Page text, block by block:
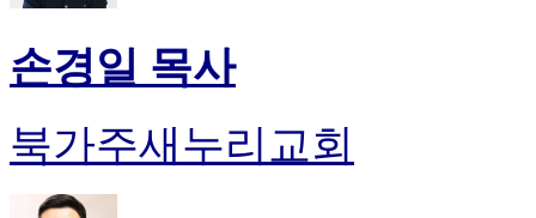
손경일 목사
북가주새누리교회